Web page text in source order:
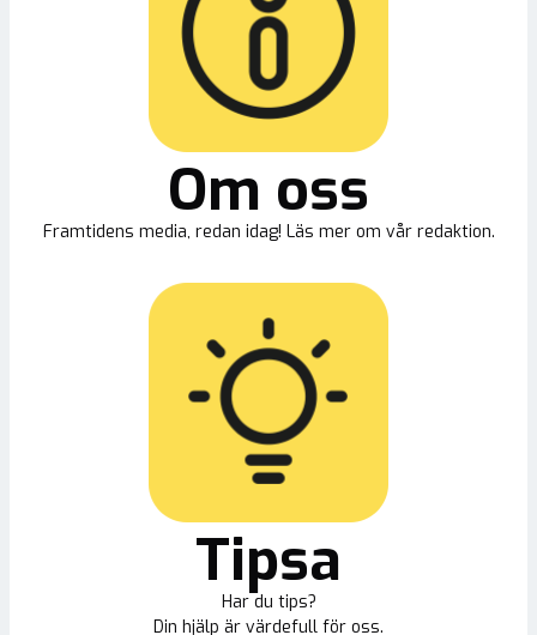
Om oss
Framtidens media, redan idag! Läs mer om vår redaktion.
Tipsa
Har du tips?
Din hjälp är värdefull för oss.